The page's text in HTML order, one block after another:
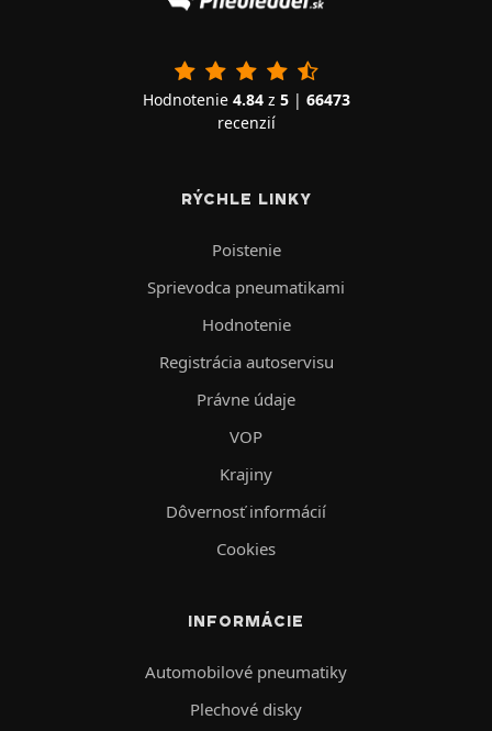
Hodnotenie 4.84z 5| 66473
recenzií
RÝCHLE LINKY
Poistenie
Sprievodca pneumatikami
Hodnotenie
Registrácia autoservisu
Právne údaje
VOP
Krajiny
Dôvernosť informácií
Cookies
INFORMÁCIE
Automobilové pneumatiky
Plechové disky